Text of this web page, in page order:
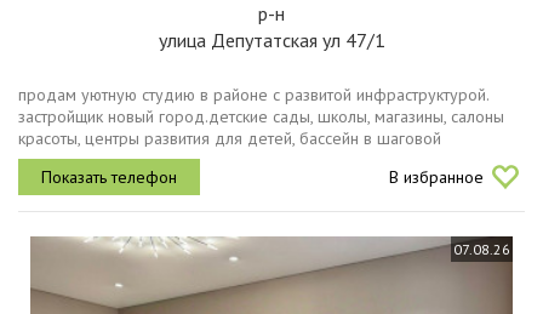
р-н
улица Депутатская ул 47/1
продам уютную студию в районе с развитой инфраструктурой.
застройщик новый город.детские сады, школы, магазины, салоны
красоты, центры развития для детей, бассейн в шаговой
доступности. остановка находится прямо за домом. также есть
возможностью...
В избранное
07.08.26